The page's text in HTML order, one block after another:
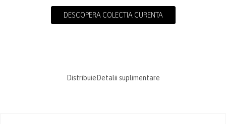
DESCOPERA COLECTIA CURENTA
Distribuie Detalii suplimentare